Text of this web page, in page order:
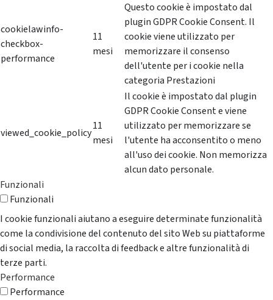
cookielawinfo-
checkbox-
performance
11
mesi
Questo cookie è impostato dal
plugin GDPR Cookie Consent. Il
cookie viene utilizzato per
memorizzare il consenso
dell'utente per i cookie nella
categoria Prestazioni
viewed_cookie_policy
11
mesi
Il cookie è impostato dal plugin
GDPR Cookie Consent e viene
utilizzato per memorizzare se
l'utente ha acconsentito o meno
all'uso dei cookie. Non memorizza
alcun dato personale.
Funzionali
Funzionali
I cookie funzionali aiutano a eseguire determinate funzionalità
come la condivisione del contenuto del sito Web su piattaforme
di social media, la raccolta di feedback e altre funzionalità di
terze parti.
Performance
Performance